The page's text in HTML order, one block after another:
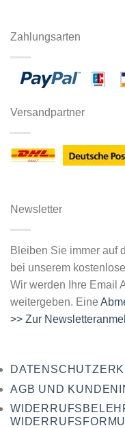
Zahlungsarten
Versandpartner
Newsletter
Bleiben Sie immer auf
bei unserem
Wir werden Ihre Email
weitergeben. Eine
>> Zur
AGB UND